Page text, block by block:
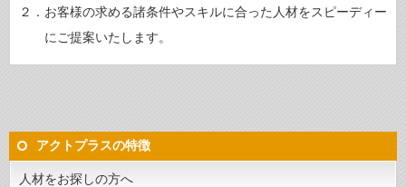
２．お客様の求める諸条件やスキルに合った人材をスピーディー
にご提案いたします。
アクトプラスの特徴
人材をお探しの方へ